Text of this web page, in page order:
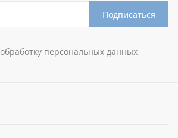
Подписаться
обработку персональных данных